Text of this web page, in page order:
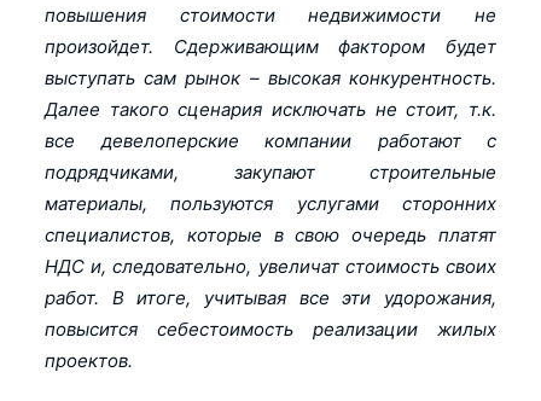
повышения стоимости недвижимости не
произойдет. Сдерживающим фактором будет
выступать сам рынок – высокая конкурентность.
Далее такого сценария исключать не стоит, т.к.
все девелоперские компании работают с
подрядчиками, закупают строительные
материалы, пользуются услугами сторонних
специалистов, которые в свою очередь платят
НДС и, следовательно, увеличат стоимость своих
работ. В итоге, учитывая все эти удорожания,
повысится себестоимость реализации жилых
проектов.